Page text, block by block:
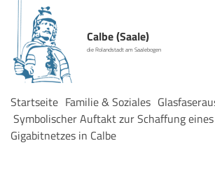
Calbe (Saale)
die Rolandstadt am Saalebogen
Startseite Familie & Soziales
Symbolischer Auftakt zur Schaffung
Gigabitnetzes in Calbe